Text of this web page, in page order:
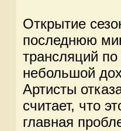
Открытие
последнюю
трансляций
небольшой
Артисты
считает, что
главная